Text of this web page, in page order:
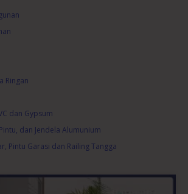
Ringan
dan Gypsum
dan Jendela Alumunium
Pintu Garasi dan Railing Tangga